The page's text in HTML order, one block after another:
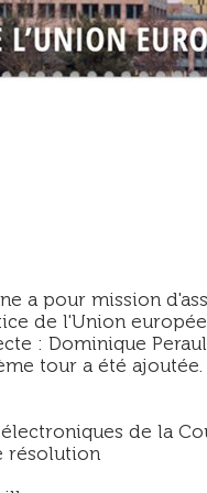
a pour mission
de l'Union
: Dominique
tour a été ajoutée.
de la
résolution